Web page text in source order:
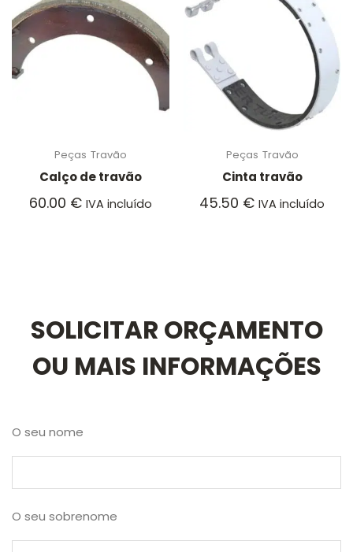
Peças Travão
Calço de travão
60.00 € IVA incluído
Peças Travão
Cinta travão
45.50 € IVA incluído
SOLICITAR ORÇAMENTO
OU MAIS INFORMAÇÕES
O seu nome
O seu sobrenome